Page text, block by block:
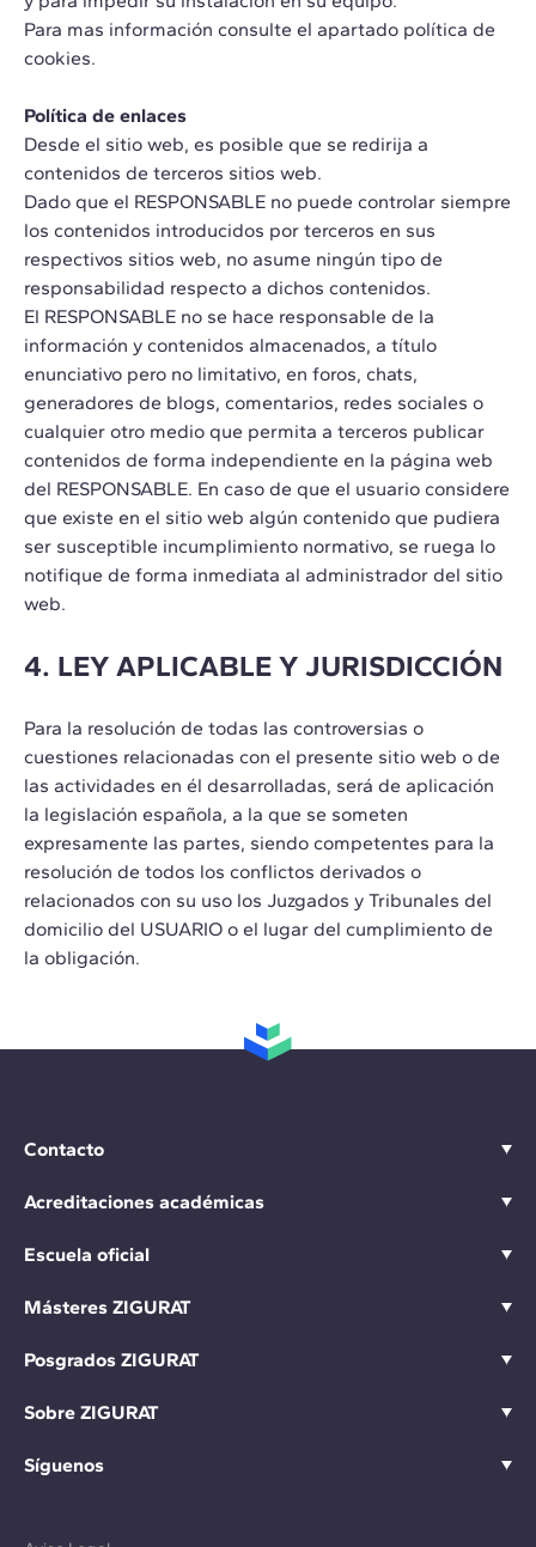
Para mas información consulte el apartado política de
cookies.
Política de enlaces
Desde el sitio web, es posible que se redirija a
contenidos de terceros sitios web.
Dado que el RESPONSABLE no puede controlar siempre
los contenidos introducidos por terceros en sus
respectivos sitios web, no asume ningún tipo de
responsabilidad respecto a dichos contenidos.
El RESPONSABLE no se hace responsable de la
información y contenidos almacenados, a título
enunciativo pero no limitativo, en foros, chats,
generadores de blogs, comentarios, redes sociales o
cualquier otro medio que permita a terceros publicar
contenidos de forma independiente en la página web
del RESPONSABLE. En caso de que el usuario considere
que existe en el sitio web algún contenido que pudiera
ser susceptible incumplimiento normativo, se ruega lo
notifique de forma inmediata al administrador del sitio
web.
4. LEY APLICABLE Y JURISDICCIÓN
Para la resolución de todas las controversias o
cuestiones relacionadas con el presente sitio web o de
las actividades en él desarrolladas, será de aplicación
la legislación española, a la que se someten
expresamente las partes, siendo competentes para la
resolución de todos los conflictos derivados o
relacionados con su uso los Juzgados y Tribunales del
domicilio del USUARIO o el lugar del cumplimiento de
la obligación.
Contacto
Acreditaciones académicas
Escuela oficial
Másteres ZIGURAT
Posgrados ZIGURAT
Sobre ZIGURAT
Síguenos